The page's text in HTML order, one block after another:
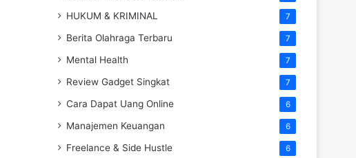
HUKUM & KRIMINAL 7
Berita Olahraga Terbaru 7
Mental Health 7
Review Gadget Singkat 7
Cara Dapat Uang Online 6
Manajemen Keuangan 6
Freelance & Side Hustle 6